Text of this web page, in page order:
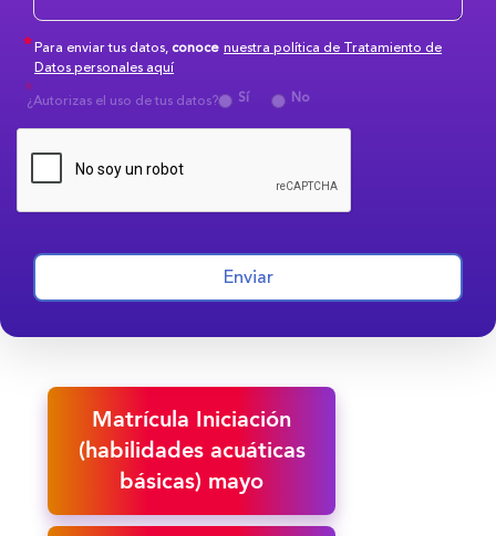
Para enviar tus datos,conoce nuestra política de Tratamiento de
Datos personales aquí
¿Autorizas el uso de tus datos?
Sí No
Enviar
Matrícula Iniciación
(habilidades acuáticas
básicas) mayo